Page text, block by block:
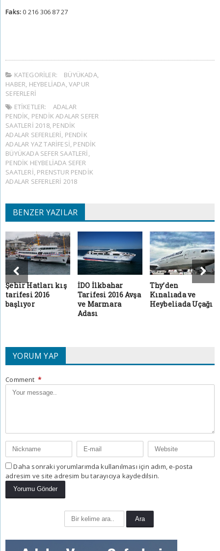
Faks:0 216 306 87 27
KATEGORILER: BÜYÜKADA,
HABER, HEYBELIADA,VAPUR
SEFERLERI
ETIKETLER:
ADALAR
PENDIK, PENDIK ADALAR SEFER
SAATLERI 2018, PENDIK
ADALAR SEFERLERI, PENDIK
ADALAR YAZ TARIFESI, PENDIK
BÜYÜKADA SEFER SAATLERI ,
PENDIK HEYBELIADA SEFER
SAATLERI, PRENSTUR PENDIK
ADALAR SEFERLERI 2018
BENZER YAZILAR
Şehir Hatları kış
tarifesi 2016
başlıyor
İDO İlkbahar
Tarifesi 2016 Avşa
ve Marmara
Adası
Thy’den
Kınalıada ve
Heybeliada Uçağı
YORUM YAP
Comment *
Daha sonraki yorumlarımda kullanılması için adım, e-posta
adresim ve site adresim bu tarayıcıya kaydedilsin.